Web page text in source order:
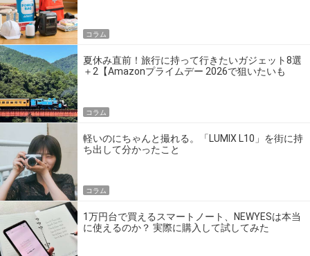
コラム
夏休み直前！旅行に持って行きたいガジェット8選
＋2【Amazonプライムデー 2026で狙いたいも
コラム
軽いのにちゃんと撮れる。「LUMIX L10」を街に持
ち出して分かったこと
コラム
1万円台で買えるスマートノート、NEWYESは本当
に使えるのか？ 実際に購入して試してみた